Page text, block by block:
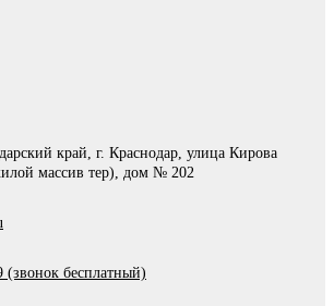
край, г. Краснодар, улица Кирова
массив тер), дом № 202
(звонок бесплатный)